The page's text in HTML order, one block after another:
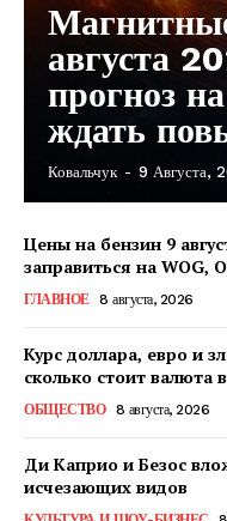
августа
прогноз
ждать
Ковальчук - 9 Августа,
Цены на бензин 9
заправиться на WOG,
ГЛАВНОЕ 8 августа, 2026
Курс доллара, евро и
сколько стоит валюта
ОБЩЕСТВО 8 августа, 2026
Ди Каприо и Безос
исчезающих видов